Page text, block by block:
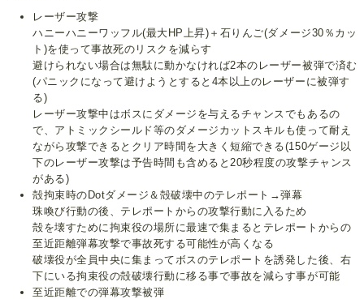
レーザー攻撃
ハニーハニーワッフル(最大HP上昇)＋石りんご(ダメージ30％カッ
ト)を使って事故死のリスクを減らす
避けられない場合は無駄に動かなければ2本のレーザー被弾で済む
(パニックになって避けようとすると4本以上のレーザーに被弾す
る)
レーザー攻撃中はボスにダメージを与えるチャンスでもあるの
で、アトミックシールド等のダメージカットスキルも使って耐え
ながら攻撃できるとクリア時間を大きく短縮できる(150ゲージ以
下のレーザー攻撃は予告時間も含めると20秒程度の攻撃チャンス
がある)
殻拘束時のDotダメージ＆殻破壊中のテレポート→弾幕
珠喚び行動の後、テレポートからの攻撃行動に入るため
殻を壊すために拘束役の場所に最速で集まるとテレポートからの
至近距離弾幕攻撃で事故死する可能性が高くなる
破壊役が全員中央に集まってボスのテレポートを誘発した後、右
下にいる拘束役の殻破壊行動に移る事で事故を減らす事が可能
至近距離での弾幕攻撃被弾